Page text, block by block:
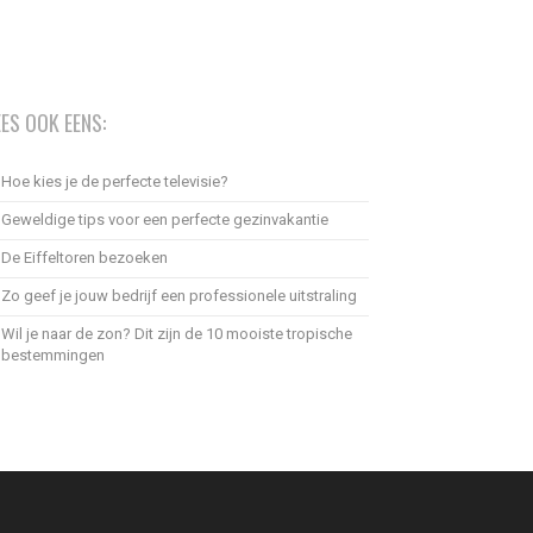
OOK EENS:
Hoe kies je de perfecte televisie?
Geweldige tips voor een perfecte gezinvakantie
De Eiffeltoren bezoeken
Zo geef je jouw bedrijf een professionele uitstraling
Wil je naar de zon? Dit zijn de 10 mooiste tropische
bestemmingen